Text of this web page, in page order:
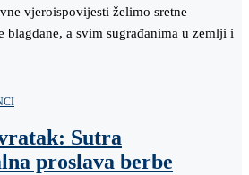
vjeroispovijesti želimo sretne
blagdane, a svim sugrađanima u zemlji i
Sutra
proslava berbe